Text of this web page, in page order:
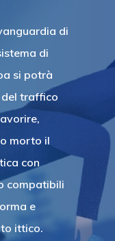
di
di
si potrà
traffico
morto il
con
compatibili
e
ittico.